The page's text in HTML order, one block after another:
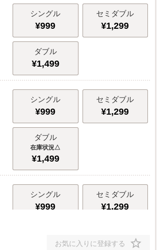
シングル
¥999
セミダブル
¥1,299
ダブル
¥1,499
シングル
¥999
セミダブル
¥1,299
ダブル
△
¥1,499
シングル
¥999
セミダブル
¥1,299
1,499お気に入りに登録する